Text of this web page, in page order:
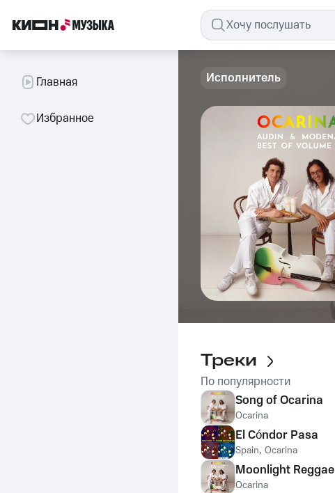
Главная
Избранное
Исполнитель
Треки
По популярности
Song of Ocarina
Ocarina
El Cóndor Pasa
Spain, Ocarina
Moonlight Reggae
Ocarina